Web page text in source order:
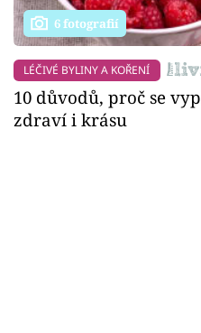
6 fotografií
LÉČIVÉ BYLINY A KOŘENÍ
10 důvodů, proč se
zdraví i krásu